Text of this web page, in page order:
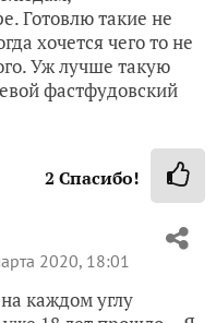
Готовлю такие не
хочется чего то не
Уж лучше такую
фастфудовский
2 Спасибо!
2020, 18:01
каждом углу